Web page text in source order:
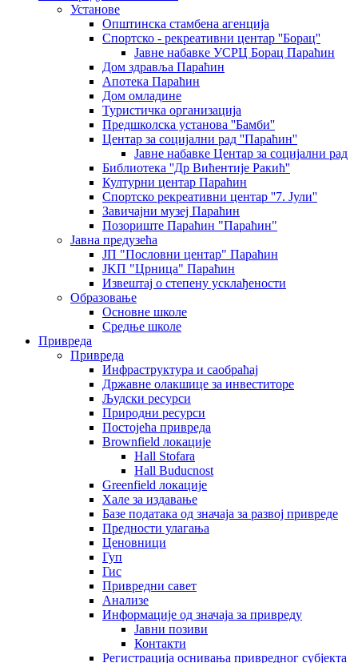
Установе
Општинскa стамбенa агенцијa
Спортско - рекреативни центар ''Борац''
Јавне набавке УСРЦ Борац Параћин
Дом здравља Параћин
Апотека Параћин
Дом омладине
Туристичка организација
Предшколска установа ''Бамби''
Центар за социјални рад ''Параћин''
Јавне набавке Центар за социјални рад
Библиотека ''Др Вићентије Ракић''
Културни центар Параћин
Спортско рекреативни центар ''7. Јули''
Завичајни музеј Параћин
Позориште Параћин "Параћин"
Јавна предузећа
ЈП "Пословни центар" Параћин
ЈKП "Црница" Параћин
Извештај о степену усклађености
Образовање
Основне школе
Средње школе
Привреда
Привреда
Инфраструктура и саобраћај
Државне олакшице за инвеститоре
Људски ресурси
Природни ресурси
Постојећа привреда
Brownfield локације
Hall Stofara
Hall Buducnost
Greenfield локације
Хале за издавање
Базе података од значаја за развој привреде
Предности улагања
Ценовници
Гуп
Гис
Привредни савет
Aнализе
Информације од значаја за привреду
Јавни позиви
Контакти
Регистрација оснивања привредног субјекта